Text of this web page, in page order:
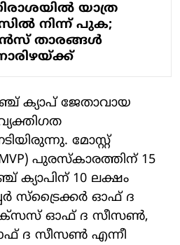
യാത്ര
നിന്ന് പുക;
താരങ്ങള്‍
ക്യാപ് ജേതാവായ
മോസ്റ്റ്
പുരസ്കാരത്തിന് 15
ക്യാപിന് 10 ലക്ഷം
സ്ട്രൈക്കർ ഓഫ് ദ
ഓഫ് ദ സീസൺ,
ദ സീസൺ എന്നീ